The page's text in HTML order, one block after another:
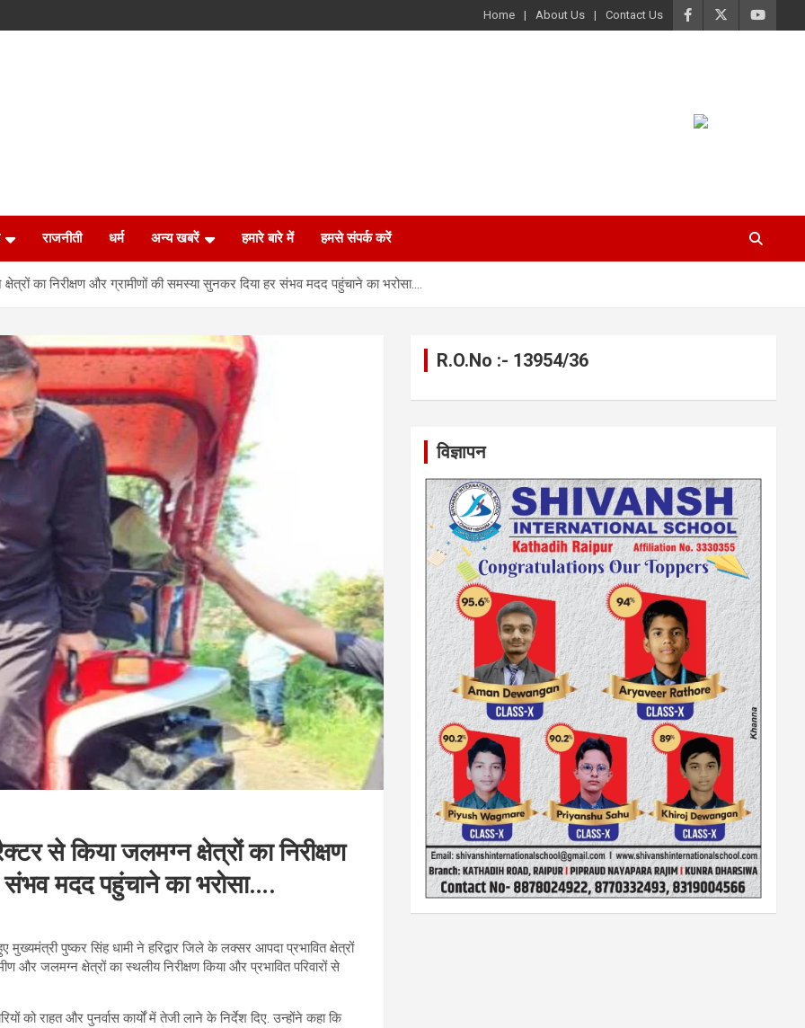
Home About Us Contact Us
राजनीती धर्म अन्य खबरें हमारे बारे में हमसे संपर्क करें
का निरीक्षण और ग्रामीणों की समस्या सुनकर दिया हर संभव मदद पहुंचाने का भरोसा….
से किया जलमग्न क्षेत्रों का निरीक्षण
मदद पहुंचाने का भरोसा….
पुष्कर सिंह धामी ने हरिद्वार जिले के लक्सर आपदा प्रभावित क्षेत्रों
जलमग्न क्षेत्रों का स्थलीय निरीक्षण किया और प्रभावित परिवारों से
को राहत और पुनर्वास कार्यों में तेजी लाने के निर्देश दिए. उन्होंने कहा कि
R.O.No :- 13954/36
विज्ञापन